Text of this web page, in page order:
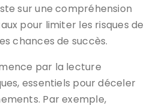
sur une compréhension
pour limiter les risques de
chances de succès.
par la lecture
essentiels pour déceler
Par exemple,